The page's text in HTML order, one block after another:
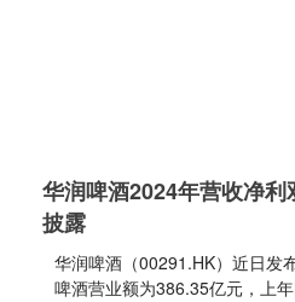
华润啤酒2024年营收净
披露
华润啤酒（00291.HK）近日发
啤酒营业额为386.35亿元，上